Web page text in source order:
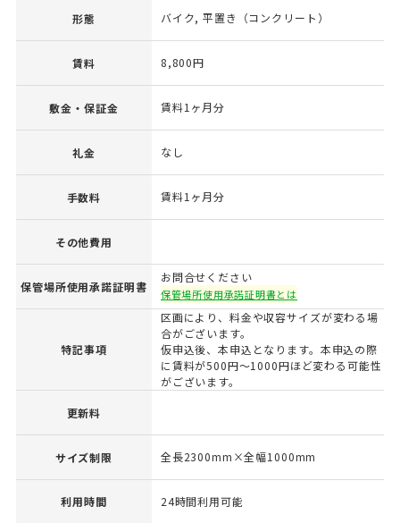
形態 バイク, 平置き（コンクリート）
賃料 8,800円
敷金・保証金 賃料1ヶ月分
礼金 なし
手数料 賃料1ヶ月分
その他費用
保管場所使用承諾証明書
お問合せください
保管場所使用承諾証明書とは
特記事項
区画により、料金や収容サイズが変わる場
合がございます。
仮申込後、本申込となります。本申込の際
に賃料が500円～1000円ほど変わる可能性
がございます。
更新料
サイズ制限 全長2300mm×全幅1000mm
利用時間 24時間利用可能